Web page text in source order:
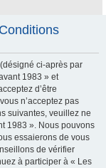
ci-après par
1983 » et
d’être
n’acceptez pas
suivantes, veuillez ne
1983 ». Nous pouvons
essaierons de vous
de vérifier
à participer à « Les